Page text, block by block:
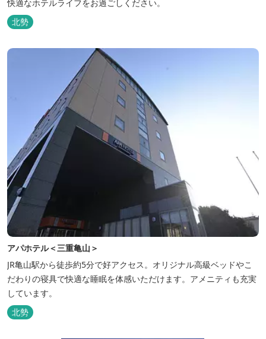
快適なホテルライフをお過ごしください。
北勢
アパホテル＜三重亀山＞
JR亀山駅から徒歩約5分で好アクセス。オリジナル高級ベッドやこ
だわりの寝具で快適な睡眠を体感いただけます。アメニティも充実
しています。
北勢